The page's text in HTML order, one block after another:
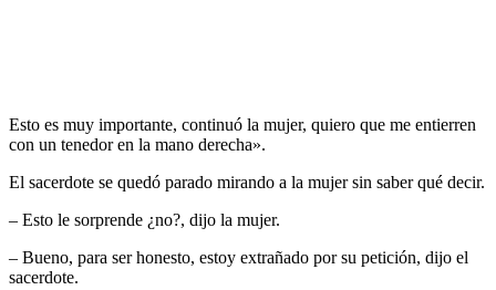
Esto es muy importante, continuó la mujer, quiero que me entierren
con un tenedor en la mano derecha».
El sacerdote se quedó parado mirando a la mujer sin saber qué decir.
– Esto le sorprende ¿no?, dijo la mujer.
– Bueno, para ser honesto, estoy extrañado por su petición, dijo el
sacerdote.